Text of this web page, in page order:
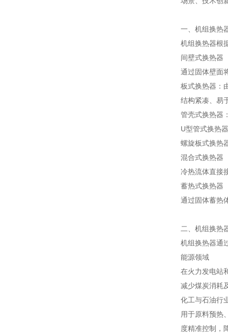
一、机组换热
机组换热器根
间壁式换热器
通过固体壁面
板式换热器：
结构紧凑、易
管壳式换热器
U型管式换热
螺旋板式换热
混合式换热器
冷热流体直接
蓄热式换热器
通过固体蓄热
二、机组换热
机组换热器通
能源领域
在火力发电站
减少煤炭消耗
化工与石油行
用于原料预热
度精准控制，